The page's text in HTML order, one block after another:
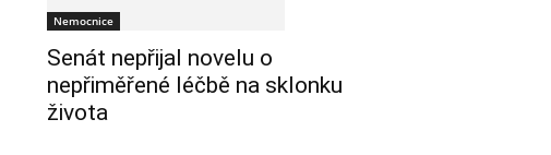
Nemocnice
Senát nepřijal novelu o
nepřiměřené léčbě na sklonku
života